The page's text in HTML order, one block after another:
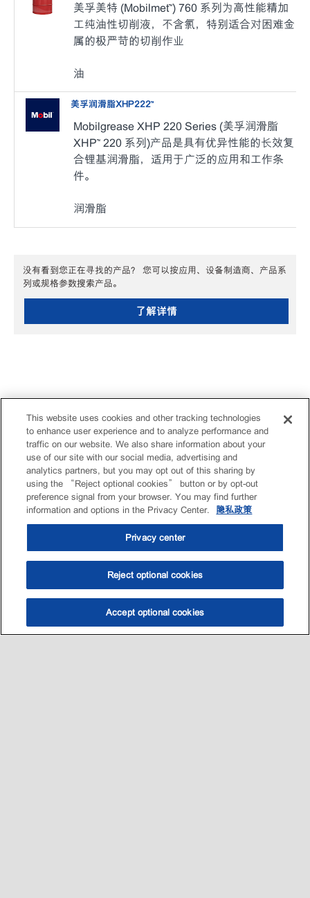
选油助手 查找门店
美孚美特 (Mobilmet™) 760 系列为高性能精加
工纯油性切削液，不含氯，特别适合对困难金
属的极严苛的切削作业
油
美孚润滑脂XHP222™
Mobilgrease XHP 220 Series (美孚润滑脂
XHP™ 220 系列)产品是具有优异性能的长效复
合锂基润滑脂，适用于广泛的应用和工作条
件。
润滑脂
没有看到您正在寻找的产品？ 您可以按应用、设备制造商、产品系
列或规格参数搜索产品。
了解详情
This website uses cookies and other tracking technologies
to enhance user experience and to analyze performance and
traffic on our website. We also share information about your
use of our site with our social media, advertising and
analytics partners, but you may opt out of this sharing by
using the “Reject optional cookies” button or by opt-out
preference signal from your browser. You may find further
information and options in the Privacy Center.
隐私政策
Privacy center
Reject optional cookies
Accept optional cookies